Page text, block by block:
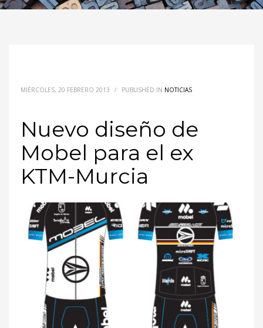
MIÉRCOLES, 20 FEBRERO 2013 / PUBLISHED IN NOTICIAS
Nuevo diseño de
Mobel para el ex
KTM-Murcia